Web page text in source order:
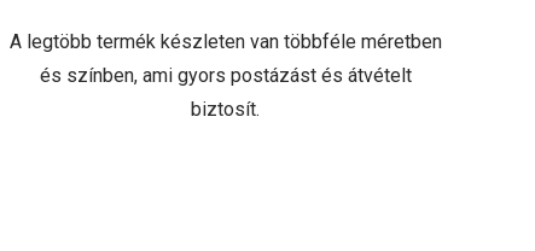
A legtöbb termék készleten van többféle méretben
és színben, ami gyors postázást és átvételt
biztosít.